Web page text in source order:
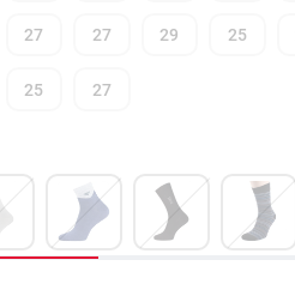
27 27 29 25
25 27